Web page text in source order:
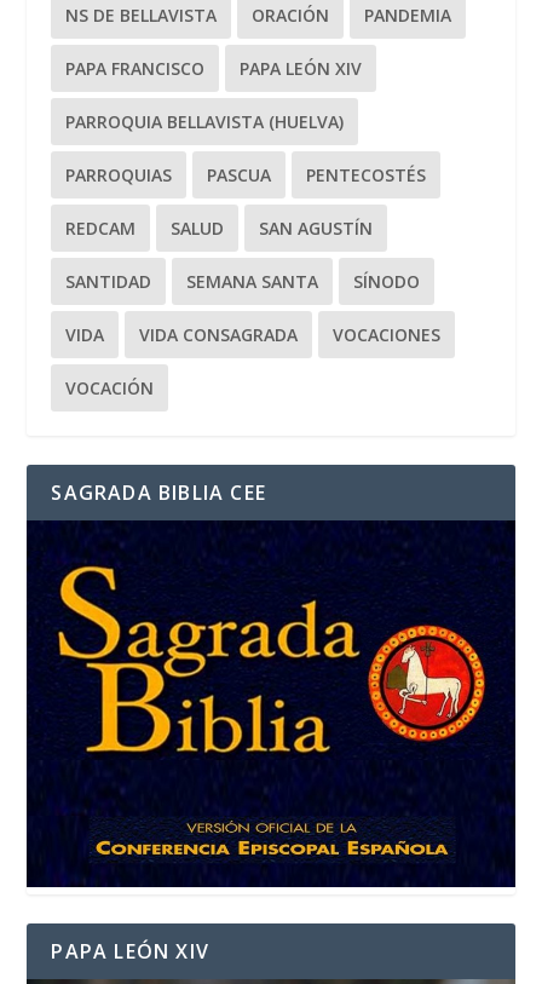
NS DE BELLAVISTA ORACIÓN PANDEMIA
PAPA FRANCISCO PAPA LEÓN XIV
PARROQUIA BELLAVISTA (HUELVA)
PARROQUIAS PASCUA PENTECOSTÉS
REDCAM SALUD SAN AGUSTÍN
SANTIDAD SEMANA SANTA SÍNODO
VIDA VIDA CONSAGRADA VOCACIONES
VOCACIÓN
SAGRADA BIBLIA CEE
PAPA LEÓN XIV